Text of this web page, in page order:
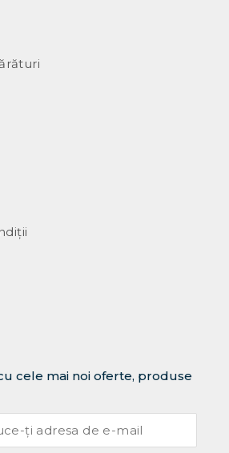
cele mai noi oferte, produse